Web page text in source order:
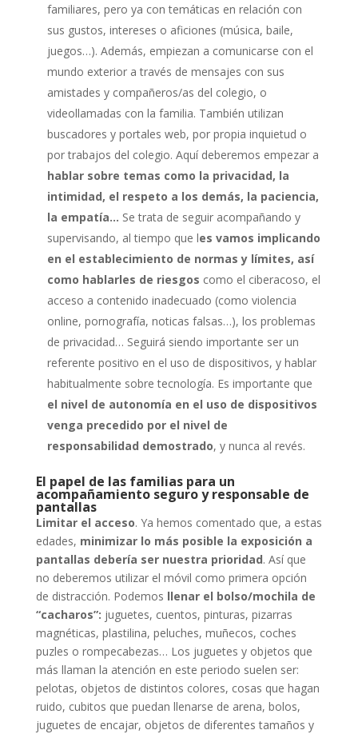
familiares, pero ya con temáticas en relación con
sus gustos, intereses o aficiones (música, baile,
juegos…). Además, empiezan a comunicarse con el
mundo exterior a través de mensajes con sus
amistades y compañeros/as del colegio, o
videollamadas con la familia. También utilizan
buscadores y portales web, por propia inquietud o
por trabajos del colegio. Aquí deberemos empezar a
hablar sobre temas como la privacidad, la
intimidad, el respeto a los demás, la paciencia,
la empatía… Se trata de seguir acompañando y
supervisando, al tiempo que les vamos implicando
en el establecimiento de normas y límites, así
como hablarles de riesgos como el ciberacoso, el
acceso a contenido inadecuado (como violencia
online, pornografía, noticas falsas…), los problemas
de privacidad… Seguirá siendo importante ser un
referente positivo en el uso de dispositivos, y hablar
habitualmente sobre tecnología. Es importante que
el nivel de autonomía en el uso de dispositivos
venga precedido por el nivel de
responsabilidad demostrado, y nunca al revés.
El papel de las familias para un
acompañamiento seguro y responsable de
pantallas
Limitar el acceso. Ya hemos comentado que, a estas
edades, minimizar lo más posible la exposición a
pantallas debería ser nuestra prioridad. Así que
no deberemos utilizar el móvil como primera opción
de distracción. Podemos llenar el bolso/mochila de
“cacharos”: juguetes, cuentos, pinturas, pizarras
magnéticas, plastilina, peluches, muñecos, coches
puzles o rompecabezas… Los juguetes y objetos que
más llaman la atención en este periodo suelen ser:
pelotas, objetos de distintos colores, cosas que hagan
ruido, cubitos que puedan llenarse de arena, bolos,
juguetes de encajar, objetos de diferentes tamaños y